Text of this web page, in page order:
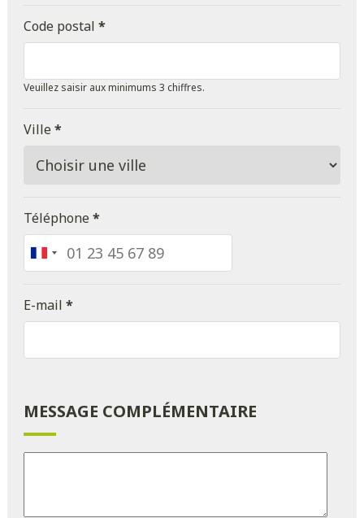
Code postal *
Veuillez saisir aux minimums 3 chiffres.
Ville*
Téléphone*
France
+33
E-mail *
MESSAGE COMPLÉMENTAIRE